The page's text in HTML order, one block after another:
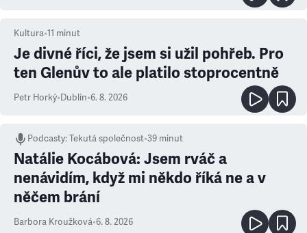
Kultura•11 minut
Je divné říci, že jsem si užil pohřeb. Pro
ten Glenův to ale platilo stoprocentně
Petr Horký•Dublin•6. 8. 2026
Podcasty:Tekutá společnost•39 minut
Natálie Kocábová: Jsem rváč a
nenávidím, když mi někdo říká ne a v
něčem brání
Barbora Kroužková•6. 8. 2026